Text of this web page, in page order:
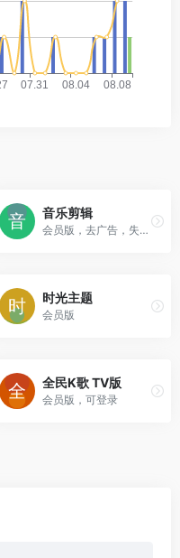
音乐剪辑
会员版，去广告，失效可留言。
时光主题
会员版
全民K歌 TV版
会员版，可登录